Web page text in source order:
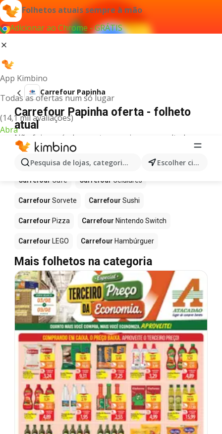
Folhetos atuais sempre à mão
Adicionar ao Chrome - GRÁTIS
App Kimbino
Todas as ofertas num só lugar
(14,1 mil avaliações)
Abra
Pesquisa de lojas, categorias,produtos... Escolher cidade
Carrefour Papinha
Carrefour Papinha oferta - folheto
atual
Não foi possível encontrar quaisquer resultados
para este termo.
Mais produtos em Carrefour
Carrefour Café Carrefour Celulares
Carrefour Sorvete Carrefour Sushi
Carrefour Pizza Carrefour Nintendo Switch
Carrefour LEGO Carrefour Hambúrguer
Mais folhetos na categoria